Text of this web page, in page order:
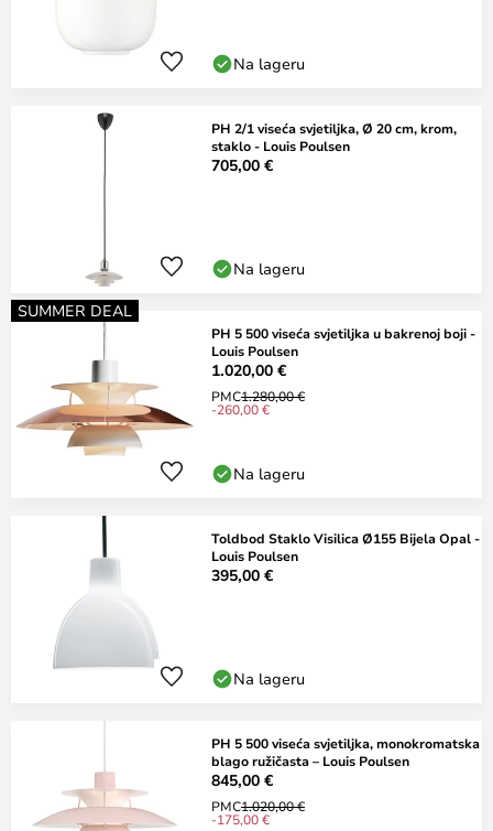
Na lageru
PH 2/1 viseća svjetiljka, Ø 20 cm, krom,
staklo - Louis Poulsen
705,00 €
Na lageru
SUMMER DEAL
PH 5 500 viseća svjetiljka u bakrenoj boji -
Louis Poulsen
1.020,00 €
PMC1.280,00 €
-260,00 €
Na lageru
Toldbod Staklo Visilica Ø155 Bijela Opal -
Louis Poulsen
395,00 €
Na lageru
PH 5 500 viseća svjetiljka, monokromatska
blago ružičasta – Louis Poulsen
845,00 €
PMC1.020,00 €
-175,00 €